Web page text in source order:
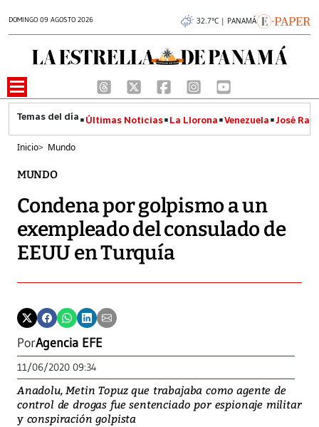
DOMINGO 09 AGOSTO 2026 32.7°C | PANAMÁ
Últimas Noticias La Llorona Venezuela José
Inicio> Mundo
MUNDO
Condena por golpismo a un
exempleado del consulado de
EEUU en Turquía
PorAgencia EFE
11/06/2020 09:34
Anadolu, Metin Topuz que trabajaba como agente de
control de drogas fue sentenciado por espionaje militar
y conspiración golpista